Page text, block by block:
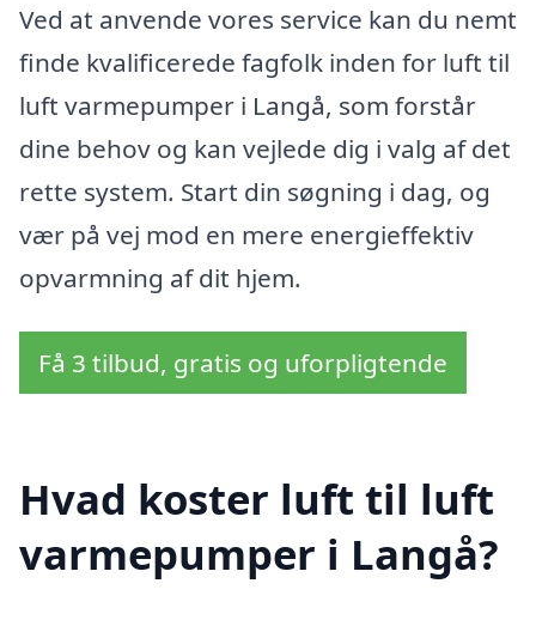
Ved at anvende vores service kan du nemt
finde kvalificerede fagfolk inden for luft til
luft varmepumper i Langå, som forstår
dine behov og kan vejlede dig i valg af det
rette system. Start din søgning i dag, og
vær på vej mod en mere energieffektiv
opvarmning af dit hjem.
Få 3 tilbud, gratis og uforpligtende
Hvad koster luft til luft
varmepumper i Langå?